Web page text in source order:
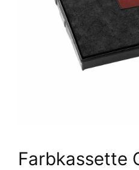
Farbkassette